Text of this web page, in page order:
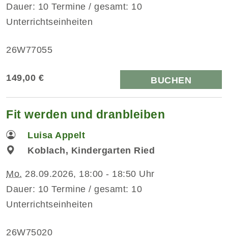
Dauer: 10 Termine / gesamt: 10
Unterrichtseinheiten
26W77055
149,00 € BUCHEN
Fit werden und dranbleiben
Luisa Appelt
Koblach, Kindergarten Ried
Mo. 28.09.2026, 18:00 - 18:50 Uhr
Dauer: 10 Termine / gesamt: 10
Unterrichtseinheiten
26W75020